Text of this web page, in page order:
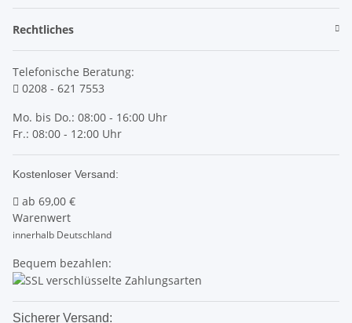
Rechtliches
Telefonische Beratung:
0208 - 621 7553
Mo. bis Do.: 08:00 - 16:00 Uhr
Fr.: 08:00 - 12:00 Uhr
Kostenloser Versand:
ab 69,00 €
Warenwert
innerhalb Deutschland
Bequem bezahlen:
Sicherer Versand: